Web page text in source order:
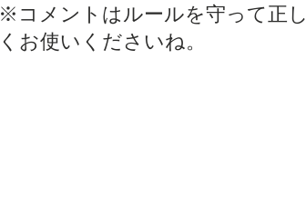
​※コメントはルールを守って正し
くお使いくださいね。